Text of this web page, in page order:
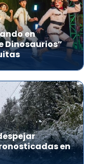
en
Dinosaurios”
en